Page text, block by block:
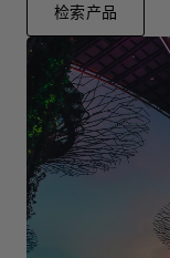
检索产品